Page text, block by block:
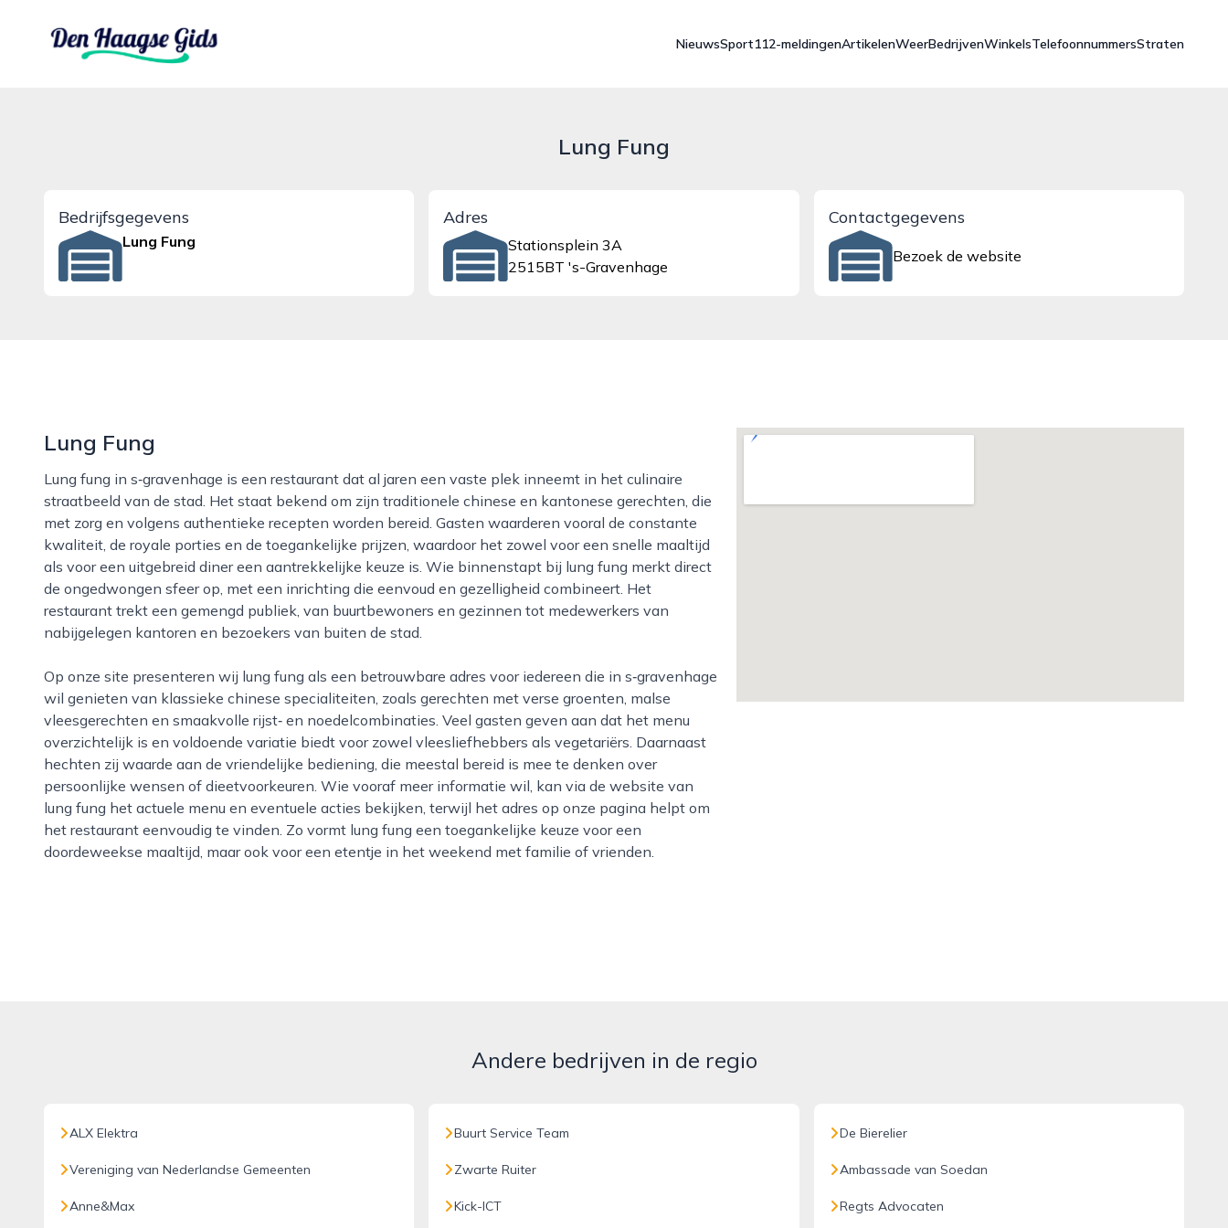
denhaagsegids.nl
NieuwsSport112-meldingenArtikelenWeerBedrijvenWinkelsTelefoonnummersStraten
Lung Fung
Bedrijfsgegevens
Lung Fung
Adres
Stationsplein 3A
2515BT 's-Gravenhage
Contactgegevens
Bezoek de website
Lung Fung
Lung fung in s‑gravenhage is een restaurant dat al jaren een vaste plek inneemt in het culinaire
straatbeeld van de stad. Het staat bekend om zijn traditionele chinese en kantonese gerechten, die
met zorg en volgens authentieke recepten worden bereid. Gasten waarderen vooral de constante
kwaliteit, de royale porties en de toegankelijke prijzen, waardoor het zowel voor een snelle maaltijd
als voor een uitgebreid diner een aantrekkelijke keuze is. Wie binnenstapt bij lung fung merkt direct
de ongedwongen sfeer op, met een inrichting die eenvoud en gezelligheid combineert. Het
restaurant trekt een gemengd publiek, van buurtbewoners en gezinnen tot medewerkers van
nabijgelegen kantoren en bezoekers van buiten de stad.
Op onze site presenteren wij lung fung als een betrouwbare adres voor iedereen die in s‑gravenhage
wil genieten van klassieke chinese specialiteiten, zoals gerechten met verse groenten, malse
vleesgerechten en smaakvolle rijst‑ en noedelcombinaties. Veel gasten geven aan dat het menu
overzichtelijk is en voldoende variatie biedt voor zowel vleesliefhebbers als vegetariërs. Daarnaast
hechten zij waarde aan de vriendelijke bediening, die meestal bereid is mee te denken over
persoonlijke wensen of dieetvoorkeuren. Wie vooraf meer informatie wil, kan via de website van
lung fung het actuele menu en eventuele acties bekijken, terwijl het adres op onze pagina helpt om
het restaurant eenvoudig te vinden. Zo vormt lung fung een toegankelijke keuze voor een
doordeweekse maaltijd, maar ook voor een etentje in het weekend met familie of vrienden.
Andere bedrijven in de regio
ALX Elektra
Vereniging van Nederlandse Gemeenten
Anne&Max
Buurt Service Team
Zwarte Ruiter
Kick-ICT
De Bierelier
Ambassade van Soedan
Regts Advocaten